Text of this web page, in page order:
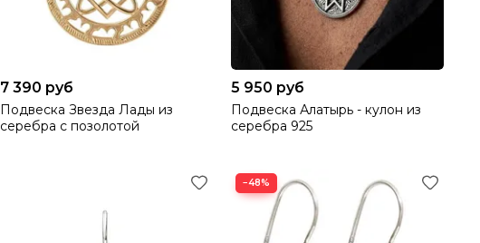
7 390 руб
Подвеска Звезда Лады из
серебра с позолотой
5 950 руб
Подвеска Алатырь - кулон из
серебра 925
−48%